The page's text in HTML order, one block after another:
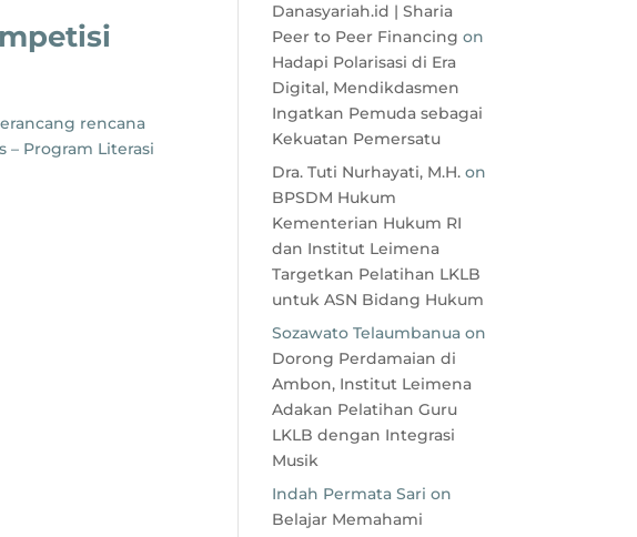
rencana
– Program Literasi
Danasyariah.id | Sharia
Peer to Peer Financing on
Hadapi Polarisasi di Era
Digital, Mendikdasmen
Ingatkan Pemuda sebagai
Kekuatan Pemersatu
Dra. Tuti Nurhayati, M.H. on
BPSDM Hukum
Kementerian Hukum RI
dan Institut Leimena
Targetkan Pelatihan LKLB
untuk ASN Bidang Hukum
Sozawato Telaumbanua on
Dorong Perdamaian di
Ambon, Institut Leimena
Adakan Pelatihan Guru
LKLB dengan Integrasi
Musik
Indah Permata Sari on
Belajar Memahami